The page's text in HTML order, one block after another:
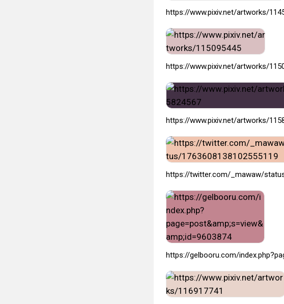
https://www.pixiv.net/artworks/
https://www.pixiv.net/artworks/
https://www.pixiv.net/artworks/
https://twitter.com/_mawaw/
https://gelbooru.com/